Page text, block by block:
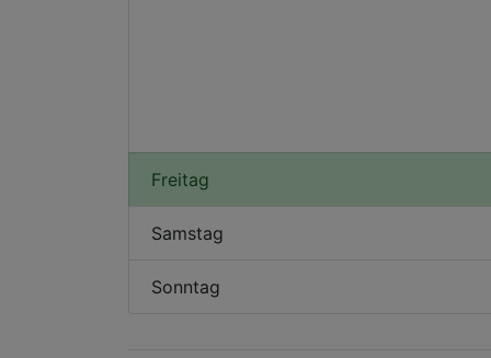
Freitag
Samstag
Sonntag